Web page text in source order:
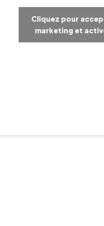
Cliquez pour
marketing et